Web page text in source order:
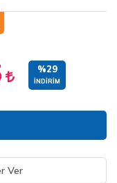
%29
İNDIRIM
Ver